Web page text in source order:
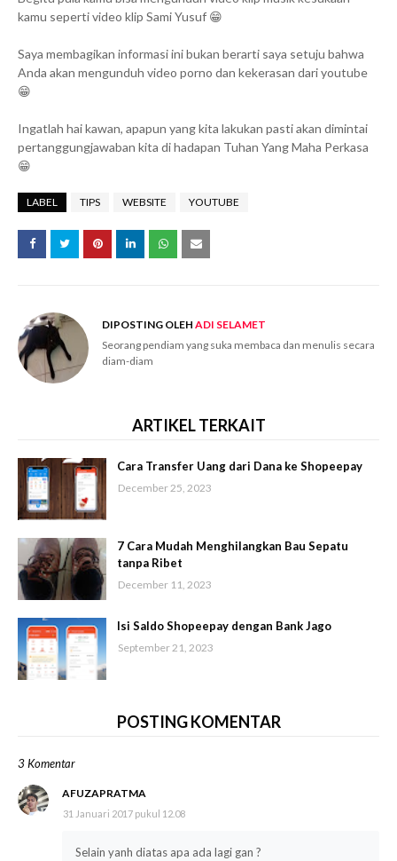
kamu seperti video klip Sami Yusuf 😁
Saya membagikan informasi ini bukan berarti saya setuju bahwa
Anda akan mengunduh video porno dan kekerasan dari youtube
😁
Ingatlah hai kawan, apapun yang kita lakukan pasti akan dimintai
pertanggungjawaban kita di hadapan Tuhan Yang Maha Perkasa
😁
LABEL TIPS WEBSITE YOUTUBE
DIPOSTING OLEH ADI SELAMET
Seorang pendiam yang suka membaca dan menulis secara
diam-diam
ARTIKEL TERKAIT
Cara Transfer Uang dari Dana ke Shopeepay
December 25, 2023
7 Cara Mudah Menghilangkan Bau Sepatu
tanpa Ribet
December 11, 2023
Isi Saldo Shopeepay dengan Bank Jago
September 21, 2023
POSTING KOMENTAR
3 Komentar
AFUZAPRATMA
31 Januari 2017 pukul 12.08
Selain yanh diatas apa ada lagi gan ?